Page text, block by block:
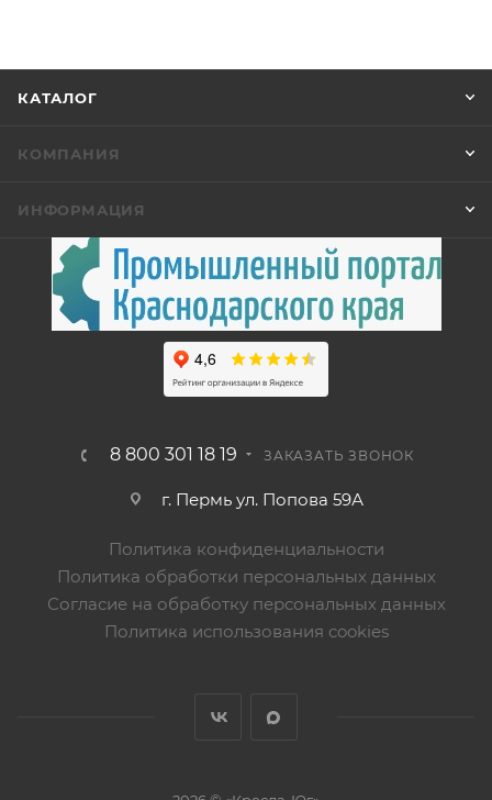
КАТАЛОГ
КОМПАНИЯ
ИНФОРМАЦИЯ
8 800 301 18 19 ЗАКАЗАТЬ ЗВОНОК
г. Пермь ул. Попова 59А
Политика конфиденциальности
Политика обработки персональных данных
Согласие на обработку персональных данных
Политика использования cookies